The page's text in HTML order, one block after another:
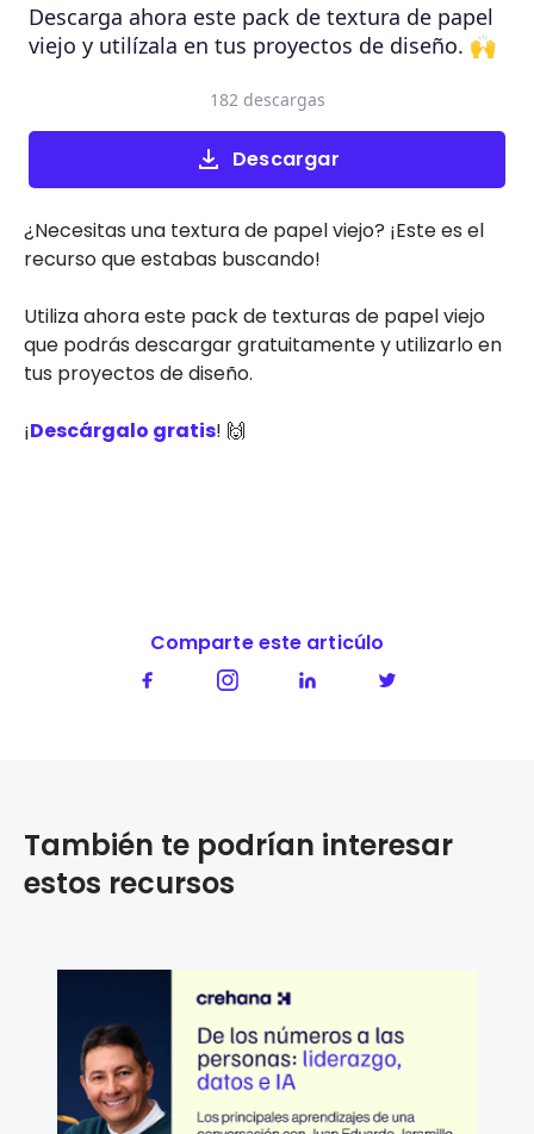
Descarga ahora este pack de textura de papel
viejo y utilízala en tus proyectos de diseño. 🙌
Descargar
182 descargas
¿Necesitas una textura de papel viejo? ¡Este es el
recurso que estabas buscando!
Utiliza ahora este pack de texturas de papel viejo
que podrás descargar gratuitamente y utilizarlo en
tus proyectos de diseño.
¡Descárgalo gratis! 🙌
Comparte este articúlo
También te podrían interesar
estos recursos